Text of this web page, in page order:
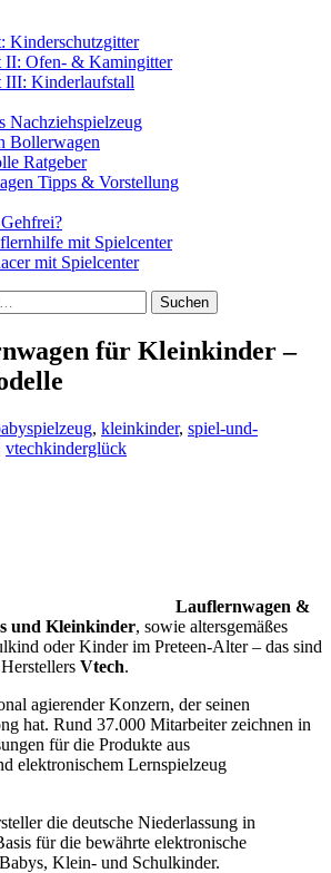
Kinderschutzgitter
II: Ofen- & Kamingitter
III: Kinderlaufstall
Nachziehspielzeug
Bollerwagen
Ratgeber
Tipps & Vorstellung
mit Spielcenter
mit Spielcenter
für Kleinkinder –
, kleinkinder, spiel-und-
vtechkinderglück
Lauflernwagen &
und Kleinkinder, sowie altersgemäßes
oder Kinder im Preteen-Alter – das sind
Vtech.
agierender Konzern, der seinen
hat. Rund 37.000 Mitarbeiter zeichnen in
für die Produkte aus
elektronischem Lernspielzeug
die deutsche Niederlassung in
für die bewährte elektronische
Klein- und Schulkinder.